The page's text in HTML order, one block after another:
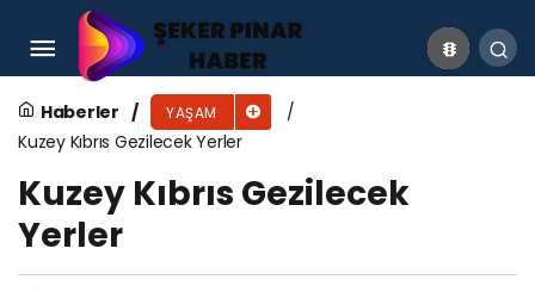
Haberler YAŞAM
Kuzey Kıbrıs Gezilecek Yerler
Kuzey Kıbrıs Gezilecek
Yerler
Lapis Taşı Nedir? Lapis Taşının Faydaları
Nelerdir?